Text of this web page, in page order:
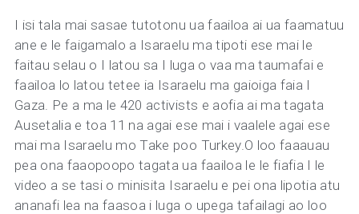
I isi tala mai sasae tutotonu ua faailoa ai ua faamatuu
ane e le faigamalo a Isaraelu ma tipoti ese mai le
faitau selau o I latou sa I luga o vaa ma taumafai e
faailoa lo latou tetee ia Isaraelu ma gaioiga faia I
Gaza. Pe a ma le 420 activists e aofia ai ma tagata
Ausetalia e toa 11 na agai ese mai i vaalele agai ese
mai ma Isaraelu mo Take poo Turkey.O loo faaauau
pea ona faaopoopo tagata ua faailoa le le fiafia I le
video a se tasi o minisita Isaraelu e pei ona lipotia atu
ananafi lea na faasoa i luga o upega tafailagi ao loo